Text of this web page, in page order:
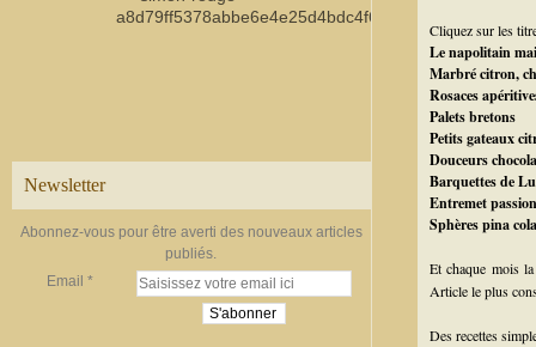
Newsletter
Abonnez-vous pour être averti des nouveaux articles
publiés.
Email
Cliquez sur les
Le napolitain
Marbré citron,
Rosaces
Palets bretons
Petits gateaux
Douceurs
Barquettes de
Entremet
Sphères pina
Et chaque mois
Article le plus
Des recettes